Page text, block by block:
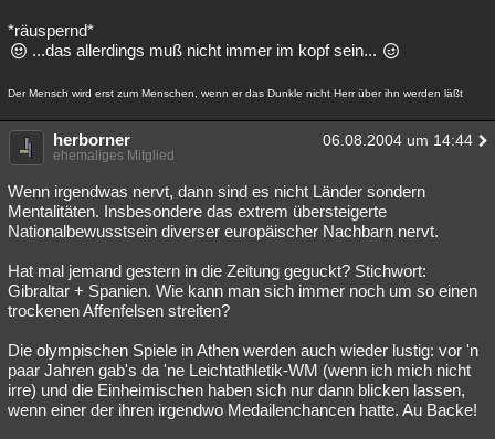
*räuspernd*
...das allerdings muß nicht immer im kopf sein...
Der Mensch wird erst zum Menschen, wenn er das Dunkle nicht Herr über ihn werden läßt
herborner 06.08.2004 um 14:44
ehemaliges Mitglied
Wenn irgendwas nervt, dann sind es nicht Länder sondern
Mentalitäten. Insbesondere das extrem übersteigerte
Nationalbewusstsein diverser europäischer Nachbarn nervt.
Hat mal jemand gestern in die Zeitung geguckt? Stichwort:
Gibraltar + Spanien. Wie kann man sich immer noch um so einen
trockenen Affenfelsen streiten?
Die olympischen Spiele in Athen werden auch wieder lustig: vor 'n
paar Jahren gab's da 'ne Leichtathletik-WM (wenn ich mich nicht
irre) und die Einheimischen haben sich nur dann blicken lassen,
wenn einer der ihren irgendwo Medailenchancen hatte. Au Backe!